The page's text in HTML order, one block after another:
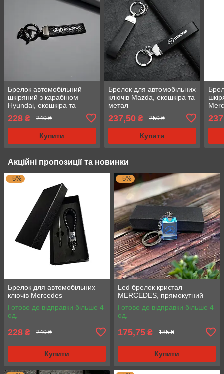
Брелок автомобільний
шкіряний з карабіном
Hyundai, екошкіра та
228 ₴ 240 ₴
Купити
Брелок для автомобільних
ключів Mazda, екошкіра та
метал
237,50₴ 250 ₴
Купити
Акційні пропозиції та новинки
–5%
Брелок для автомобільних
ключів Mercedes
Готово до відправки більше 4
од.
228 ₴ 240 ₴
Купити
–5%
Led брелок кристал
MERCEDES, прямокутний
Готово до відправки більше 4
од.
175,75 ₴ 185 ₴
Купити